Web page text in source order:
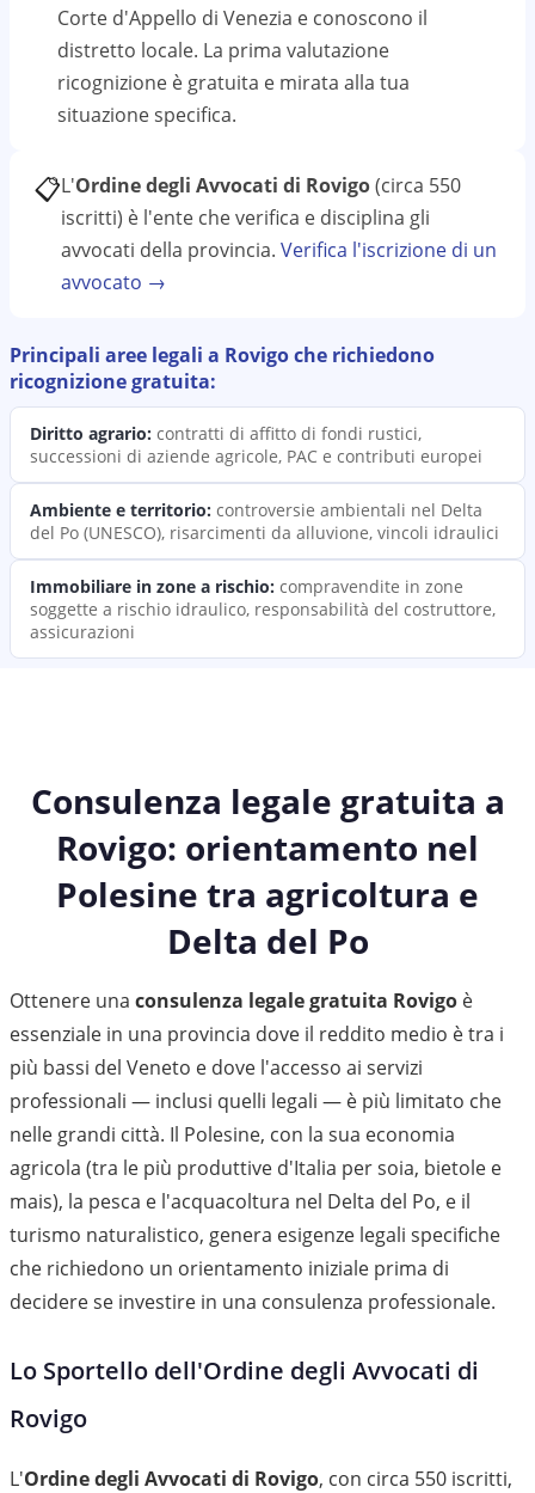
Corte d'Appello di Venezia e conoscono il
distretto locale. La prima valutazione
ricognizione è gratuita e mirata alla tua
situazione specifica.
📋L'Ordine degli Avvocati di Rovigo(circa 550
iscritti) è l'ente che verifica e disciplina gli
avvocati della provincia. Verifica l'iscrizione di un
avvocato →
Principali aree legali a Rovigoche richiedono
ricognizionegratuita:
Diritto agrario: contratti di affitto di fondi rustici,
successioni di aziende agricole, PAC e contributi europei
Ambiente e territorio: controversie ambientali nel Delta
del Po (UNESCO), risarcimenti da alluvione, vincoli idraulici
Immobiliare in zone a rischio: compravendite in zone
soggette a rischio idraulico, responsabilità del costruttore,
assicurazioni
Consulenza legale gratuita a
Rovigo: orientamento nel
Polesine tra agricoltura e
Delta del Po
Ottenere una consulenza legale gratuita Rovigo è
essenziale in una provincia dove il reddito medio è tra i
più bassi del Veneto e dove l'accesso ai servizi
professionali — inclusi quelli legali — è più limitato che
nelle grandi città. Il Polesine, con la sua economia
agricola (tra le più produttive d'Italia per soia, bietole e
mais), la pesca e l'acquacoltura nel Delta del Po, e il
turismo naturalistico, genera esigenze legali specifiche
che richiedono un orientamento iniziale prima di
decidere se investire in una consulenza professionale.
Lo Sportello dell'Ordine degli Avvocati di
Rovigo
L'Ordine degli Avvocati di Rovigo, con circa 550 iscritti,